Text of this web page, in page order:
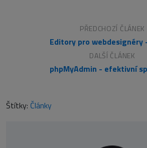
PŘEDCHOZÍ ČLÁNEK
DALŠÍ ČLÁNEK
Štítky: Články